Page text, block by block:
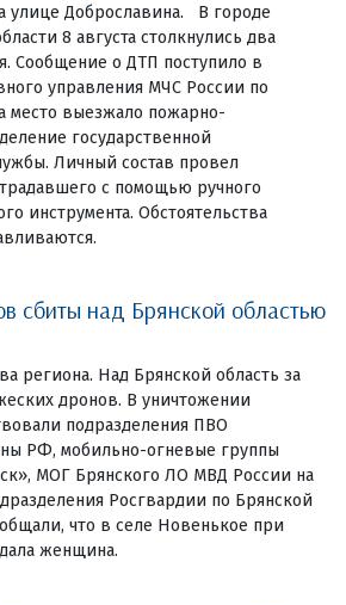
улице Доброславина. В городе
8 августа столкнулись два
Сообщение о ДТП поступило в
управления МЧС России по
место выезжало пожарно-
государственной
Личный состав провел
с помощью ручного
инструмента. Обстоятельства
сбиты над Брянской областью
региона. Над Брянской область за
дронов. В уничтожении
подразделения ПВО
РФ, мобильно-огневые группы
МОГ Брянского ЛО МВД России на
Росгвардии по Брянской
что в селе Новенькое при
женщина.